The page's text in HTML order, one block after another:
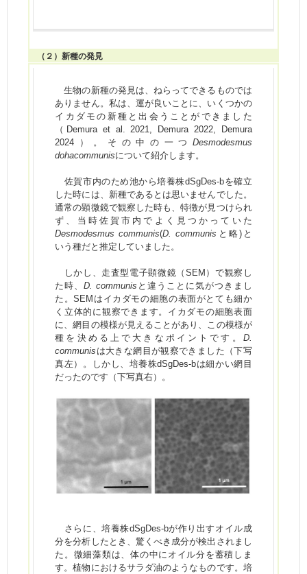
（２）新種の発見
生物の新種の発見は、ねらってできるものでは
ありません。私は、運が良いことに、いくつかの
イカダモの新種と出会うことができました
（Demura et al. 2021, Demura 2022, Demura
2024）。その中の一つ Desmodesmus
dohacommunisについて紹介します。
佐賀市内のため池から培養株dSgDes-bを確立
した時には、新種であるとは思いませんでした。
通常の顕微鏡で観察した時も、特徴が見つけられ
ず、当時佐賀市内でよく見つかっていた
Desmodesmus communis(D. communis と略)と
いう種だと推定していました。
しかし、走査型電子顕微鏡（SEM）で観察し
た時、D. communis と違うことに気がつきまし
た。SEMはイカダモの細胞の表面がとても細か
く立体的に観察できます。イカダモの細胞表面
に、網目の模様が見えることがあり、この模様が
種を決める上で大きなポイントです。 D.
communis は大きな網目が観察できました（下写
真左）。しかし、培養株dSgDes-bは細かい網目
だったのです（下写真右）。
さらに、培養株dSgDes-bが作り出すオイル成
分を分析したとき、驚くべき成分が検出されまし
た。微細藻類は、体の中にオイル分を蓄積しま
す。植物におけるサラダ油のようなものです。培